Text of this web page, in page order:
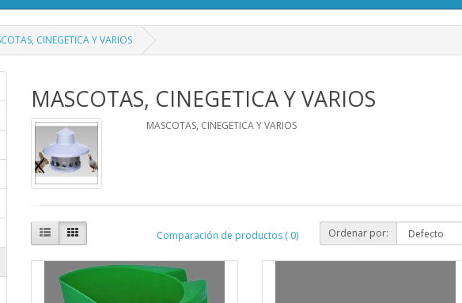
CINEGETICA Y VARIOS
MASCOTAS, CINEGETICA Y VARIOS
MASCOTAS, CINEGETICA Y VARIOS
Comparación de productos ( 0) Ordenar por: